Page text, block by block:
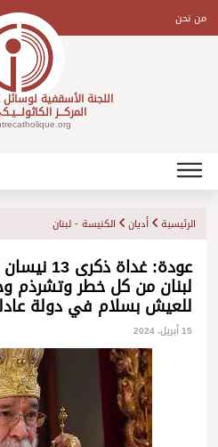
contentمن نحن
اللجنة الأسقفية
المركـــز
الرئيسية أديان الكنيسة - لبنان
عودة:
لبنان من كل خطر وتشرذم
للعيش بسلام في دولة
15 أبريل، 2024